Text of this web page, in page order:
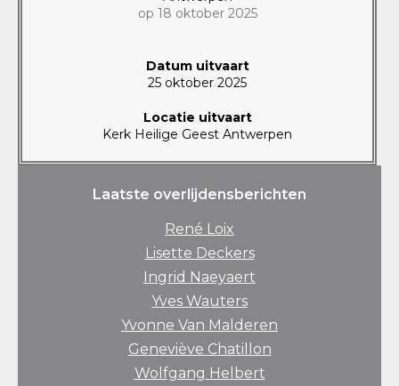
op 18 oktober 2025
Datum uitvaart
25 oktober 2025
Locatie uitvaart
Kerk Heilige Geest Antwerpen
Laatste overlijdensberichten
René Loix
Lisette Deckers
Ingrid Naeyaert
Yves Wauters
Yvonne Van Malderen
Geneviève Chatillon
Wolfgang Helbert